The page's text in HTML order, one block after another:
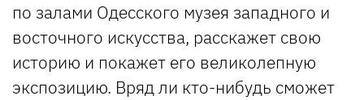
по залами Одесского музея западного и
восточного искусства, расскажет свою
историю и покажет его великолепную
экспозицию. Вряд ли кто-нибудь сможет